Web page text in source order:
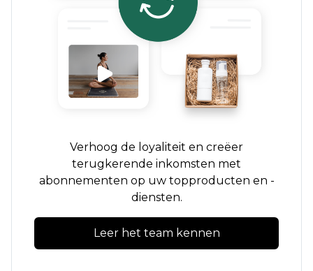
Verhoog de loyaliteit en creëer
terugkerende inkomsten met
abonnementen op uw topproducten en -
diensten.
Leer het team kennen